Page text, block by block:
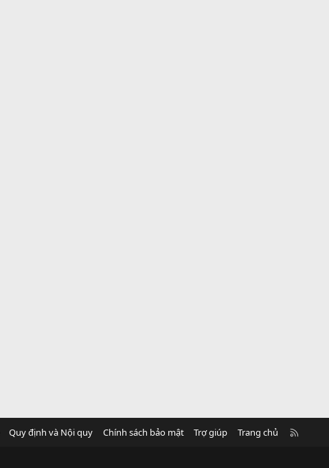
Quy định và Nội quy Chính sách bảo mật Trợ giúp Trang chủ